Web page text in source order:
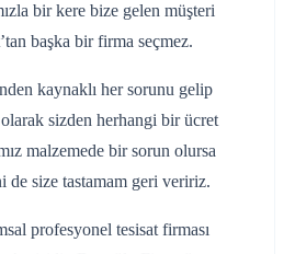
bir kere bize gelen müşteri
başka bir firma seçmez.
kaynaklı her sorunu gelip
sizden herhangi bir ücret
malzemede bir sorun olursa
de size tastamam geri veririz.
profesyonel tesisat firması